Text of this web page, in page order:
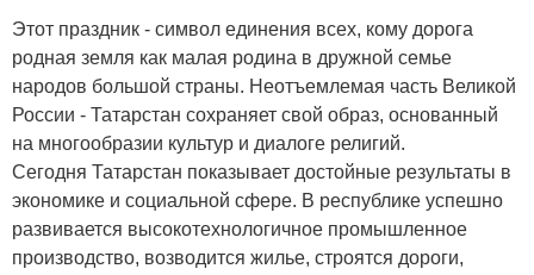
Этот праздник - символ единения всех, кому дорога
родная земля как малая родина в дружной семье
народов большой страны. Неотъемлемая часть Великой
России - Татарстан сохраняет свой образ, основанный
на многообразии культур и диалоге религий.
Сегодня Татарстан показывает достойные результаты в
экономике и социальной сфере. В республике успешно
развивается высокотехнологичное промышленное
производство, возводится жилье, строятся дороги,